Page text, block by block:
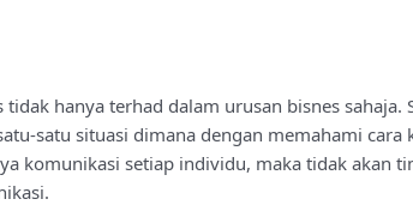
hanya terhad dalam urusan bisnes
satu situasi dimana dengan memahami
komunikasi setiap individu, maka tidak akan